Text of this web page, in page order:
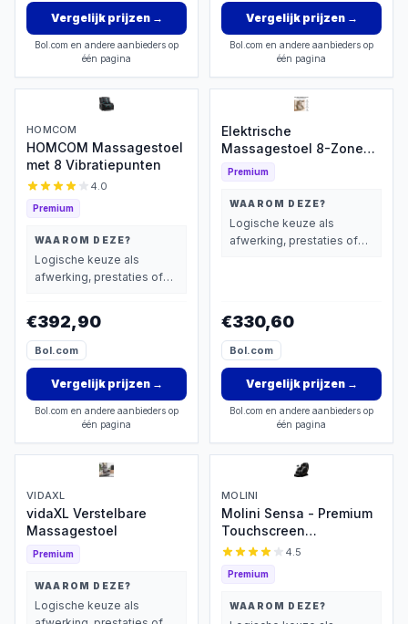
Vergelijk prijzen→
Bol.com en andere aanbieders op
één pagina
Vergelijk prijzen→
Bol.com en andere aanbieders op
één pagina
HOMCOM
HOMCOM Massagestoel
met 8 Vibratiepunten
4.0
Premium
WAAROM DEZE?
Logische keuze als
afwerking, prestaties of
€392,90
Bol.com
Vergelijk prijzen→
Bol.com en andere aanbieders op
één pagina
Elektrische
Massagestoel 8-Zone
Warmte
Premium
WAAROM DEZE?
Logische keuze als
afwerking, prestaties of
€330,60
Bol.com
Vergelijk prijzen→
Bol.com en andere aanbieders op
één pagina
VIDAXL
vidaXL Verstelbare
Massagestoel
Premium
WAAROM DEZE?
Logische keuze als
MOLINI
Molini Sensa - Premium
Touchscreen
Massagestoel
4.5
Premium
WAAROM DEZE?